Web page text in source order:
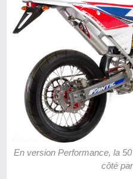
En version Performance, la
côté